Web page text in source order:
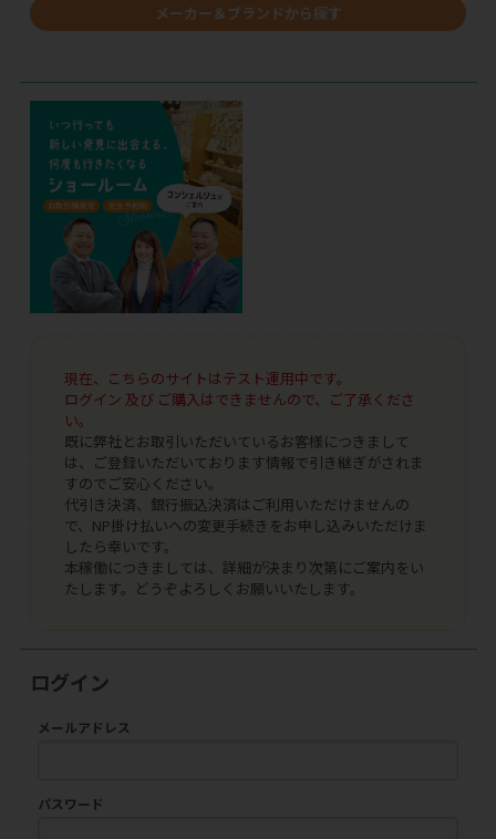
メーカー＆ブランドから探す
現在、こちらのサイトはテスト運用中です。
ログイン 及び ご購入はできませんので、ご了承くださ
い。
既に弊社とお取引いただいているお客様につきまして
は、ご登録いただいております情報で引き継ぎがされま
すのでご安心ください。
代引き決済、銀行振込決済はご利用いただけませんの
で、NP掛け払いへの変更手続きをお申し込みいただけま
したら幸いです。
本稼働につきましては、詳細が決まり次第にご案内をい
たします。どうぞよろしくお願いいたします。
ログイン
メールアドレス
パスワード